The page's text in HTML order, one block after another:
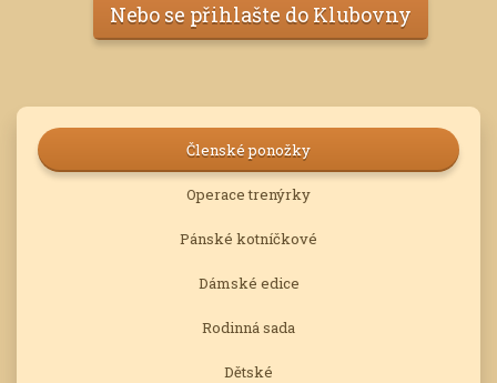
Nebo se přihlašte do Klubovny
Členské ponožky
Operace trenýrky
Pánské kotníčkové
Dámské edice
Rodinná sada
Dětské